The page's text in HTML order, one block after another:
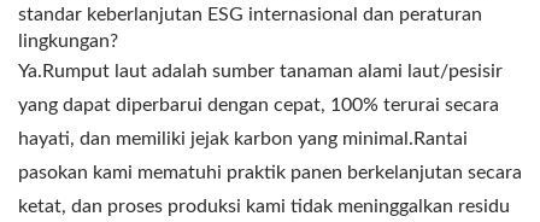
standar keberlanjutan ESG internasional dan peraturan
lingkungan?
Ya.Rumput laut adalah sumber tanaman alami laut/pesisir
yang dapat diperbarui dengan cepat, 100% terurai secara
hayati, dan memiliki jejak karbon yang minimal.Rantai
pasokan kami mematuhi praktik panen berkelanjutan secara
ketat, dan proses produksi kami tidak meninggalkan residu